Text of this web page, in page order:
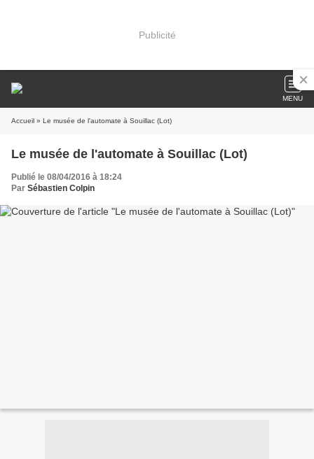
Publicité
MENU
Accueil » Le musée de l'automate à Souillac (Lot)
Le musée de l'automate à Souillac (Lot)
Publié le 08/04/2016 à 18:24
Par Sébastien Colpin